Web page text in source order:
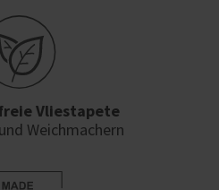
Vliestapete
Weichmachern